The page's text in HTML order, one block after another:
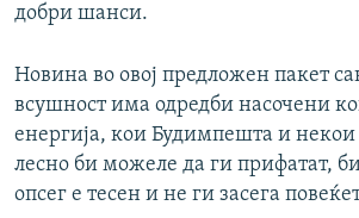
добри шанси.
Новина во овој предложен пакет
всушност има одредби насочени
енергија, кои Будимпешта и некои
лесно би можеле да ги прифатат,
опсег е тесен и не ги засега